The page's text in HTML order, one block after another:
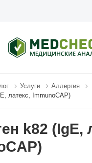
Услуги
Аллергия
латекс, ImmunoCAP)
k82 (IgE,